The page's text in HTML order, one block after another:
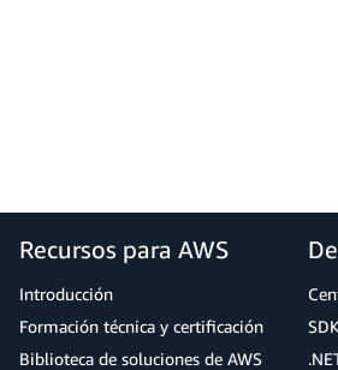
Recursos para AWS
Introducción
Formación técnica y certificación
Biblioteca de soluciones de AWS